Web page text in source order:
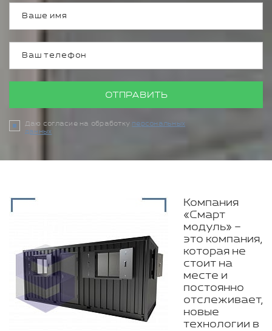
ОТПРАВИТЬ
Даю согласие на обработку персональных
данных
Компания
«Смарт
модуль» –
это компания,
которая не
стоит на
месте и
постоянно
отслеживает,
новые
технологии в